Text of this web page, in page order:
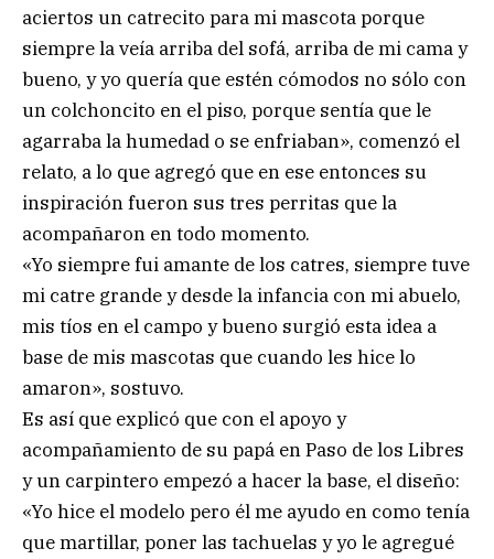
aciertos un catrecito para mi mascota porque
siempre la veía arriba del sofá, arriba de mi cama y
bueno, y yo quería que estén cómodos no sólo con
un colchoncito en el piso, porque sentía que le
agarraba la humedad o se enfriaban», comenzó el
relato, a lo que agregó que en ese entonces su
inspiración fueron sus tres perritas que la
acompañaron en todo momento.
«Yo siempre fui amante de los catres, siempre tuve
mi catre grande y desde la infancia con mi abuelo,
mis tíos en el campo y bueno surgió esta idea a
base de mis mascotas que cuando les hice lo
amaron», sostuvo.
Es así que explicó que con el apoyo y
acompañamiento de su papá en Paso de los Libres
y un carpintero empezó a hacer la base, el diseño:
«Yo hice el modelo pero él me ayudo en como tenía
que martillar, poner las tachuelas y yo le agregué